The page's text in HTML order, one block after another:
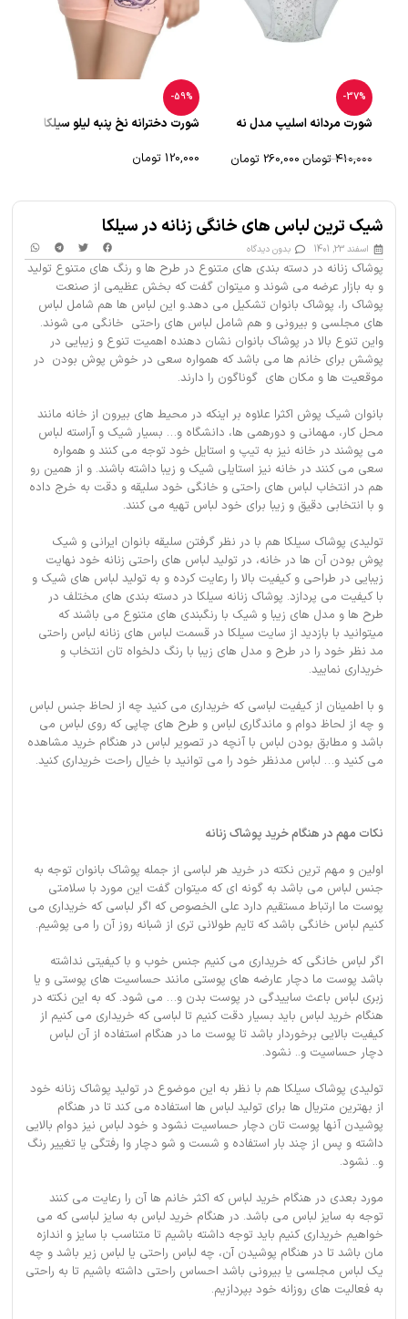
شیک ترین لباس های خانگی زنانه در سیلکا
اسفند 23, 1401 بدون دیدگاه
پوشاک زنانه در دسته بندی های متنوع در طرح ها و رنگ های متنوع تولید
و به بازار عرضه می شوند و میتوان گفت که بخش عظیمی از صنعت
پوشاک را، پوشاک بانوان تشکیل می دهد.و این لباس ها هم شامل لباس
های مجلسی و بیرونی و هم شامل لباس های راحتی خانگی می شوند.
واین تنوع بالا در پوشاک بانوان نشان دهنده اهمیت تنوع و زیبایی در
پوشش برای خانم ها می باشد که همواره سعی در خوش پوش بودن در
موقعیت ها و مکان های گوناگون را دارند.
بانوان شیک پوش اکثرا علاوه بر اینکه در محیط های بیرون از خانه مانند
محل کار، مهمانی و دورهمی ها، دانشگاه و… بسیار شیک و آراسته لباس
می پوشند در خانه نیز به تیپ و استایل خود توجه می کنند و همواره
سعی می کنند در خانه نیز استایلی شیک و زیبا داشته باشند. و از همین رو
هم در انتخاب لباس های راحتی و خانگی خود سلیقه و دقت به خرج داده
و با انتخابی دقیق و زیبا برای خود لباس تهیه می کنند.
تولیدی پوشاک سیلکا هم با در نظر گرفتن سلیقه بانوان ایرانی و شیک
پوش بودن آن ها در خانه، در تولید لباس های راحتی زنانه خود نهایت
زیبایی در طراحی و کیفیت بالا را رعایت کرده و به تولید لباس های شیک و
با کیفیت می پردازد. پوشاک زنانه سیلکا در دسته بندی های مختلف در
طرح ها و مدل های زیبا و شیک با رنگبندی های متنوع می باشند که
میتوانید با بازدید از سایت سیلکا در قسمت لباس های زنانه لباس راحتی
مد نظر خود را در طرح و مدل های زیبا با رنگ دلخواه تان انتخاب و
خریداری نمایید.
و با اطمینان از کیفیت لباسی که خریداری می کنید چه از لحاظ جنس لباس
و چه از لحاظ دوام و ماندگاری لباس و طرح های چاپی که روی لباس می
باشد و مطابق بودن لباس با آنچه در تصویر لباس در هنگام خرید مشاهده
می کنید و… لباس مدنظر خود را می توانید با خیال راحت خریداری کنید.
نکات مهم در هنگام خرید پوشاک زنانه
اولین و مهم ترین نکته در خرید هر لباسی از جمله پوشاک بانوان توجه به
جنس لباس می باشد به گونه ای که میتوان گفت این مورد با سلامتی
پوست ما ارتباط مستقیم دارد علی الخصوص که اگر لباسی که خریداری می
کنیم لباس خانگی باشد که تایم طولانی تری از شبانه روز آن را می پوشیم.
اگر لباس خانگی که خریداری می کنیم جنس خوب و با کیفیتی نداشته
باشد پوست ما دچار عارضه های پوستی مانند حساسیت های پوستی و یا
زبری لباس باعث ساییدگی در پوست بدن و… می شود. که به این نکته در
هنگام خرید لباس باید بسیار دقت کنیم تا لباسی که خریداری می کنیم از
کیفیت بالایی برخوردار باشد تا پوست ما در هنگام استفاده از آن لباس
دچار حساسیت و.. نشود.
تولیدی پوشاک سیلکا هم با نظر به این موضوع در تولید پوشاک زنانه خود
از بهترین متریال ها برای تولید لباس ها استفاده می کند تا در هنگام
پوشیدن آنها پوست تان دچار حساسیت نشود و خود لباس نیز دوام بالایی
داشته و پس از چند بار استفاده و شست و شو دچار وا رفتگی یا تغییر رنگ
و.. نشود.
مورد بعدی در هنگام خرید لباس که اکثر خانم ها آن را رعایت می کنند
توجه به سایز لباس می باشد. در هنگام خرید لباس به سایز لباسی که می
خواهیم خریداری کنیم باید توجه داشته باشیم تا متناسب با سایز و اندازه
مان باشد تا در هنگام پوشیدن آن، چه لباس راحتی یا لباس زیر باشد و چه
یک لباس مجلسی یا بیرونی باشد احساس راحتی داشته باشیم تا به راحتی
به فعالیت های روزانه خود بپردازیم.
-37%
شورت مردانه اسلیپ مدل نه
410,000 تومان 260,000 تومان
-59%
شورت دخترانه نخ پنبه لیلو سیلکا
120,000 تومان